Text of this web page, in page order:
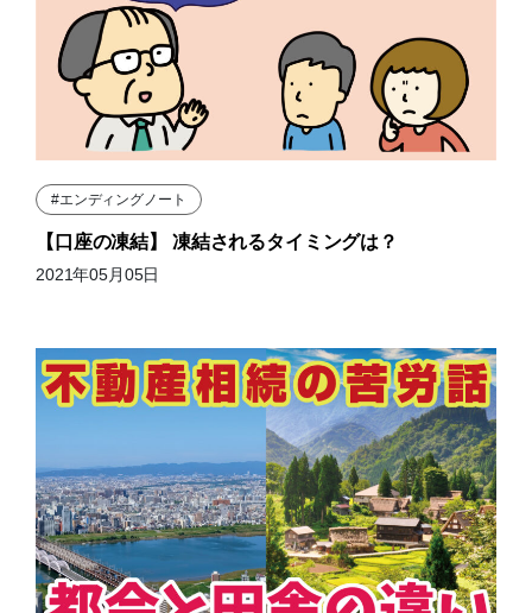
#エンディングノート
【口座の凍結】 凍結されるタイミングは？
2021年05月05日